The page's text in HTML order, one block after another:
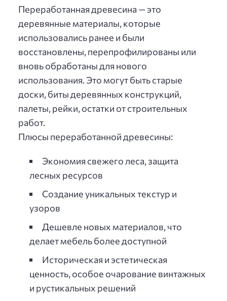
Переработанная древесина — это
деревянные материалы, которые
использовались ранее и были
восстановлены, перепрофилированы или
вновь обработаны для нового
использования. Это могут быть старые
доски, биты деревянных конструкций,
палеты, рейки, остатки от строительных
работ.
Плюсы переработанной древесины:
Экономия свежего леса, защита
лесных ресурсов
Создание уникальных текстур и
узоров
Дешевле новых материалов, что
делает мебель более доступной
Историческая и эстетическая
ценность, особое очарование винтажных
и рустикальных решений